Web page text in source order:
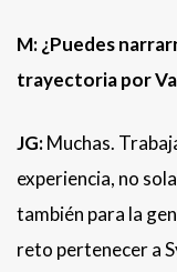
M: ¿Puedes
trayectoria por
JG:Muchas.
experiencia, no
también para la
reto pertenecer a